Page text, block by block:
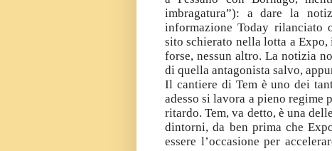
imbragatura”): a dare la
informazione Today rilanciato
sito schierato nella lotta a
forse, nessun altro. La notizia
di quella antagonista salvo,
Il cantiere di Tem è uno dei
adesso si lavora a pieno regime
ritardo. Tem, va detto, è una
dintorni, da ben prima che
essere l’occasione per